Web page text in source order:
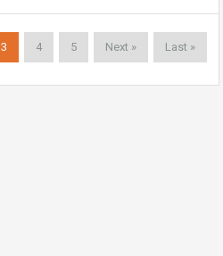
3 4 5 Next » Last »